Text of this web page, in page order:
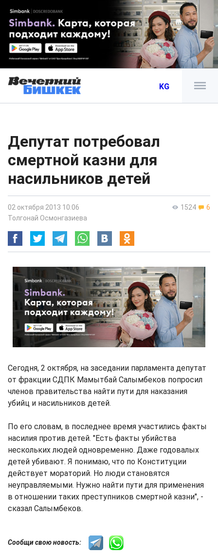
KG
Депутат потребовал
смертной казни для
насильников детей
1524 6
02 октября 2013 10:06
Толгонай Осмонгазиева
Сегодня, 2 октября, на заседании парламента депутат
от фракции СДПК Мамытбай Салымбеков попросил
членов правительства найти пути для наказания
убийц и насильников детей.
По его словам, в последнее время участились факты
насилия против детей. "Есть факты убийства
нескольких людей одновременно. Даже годовалых
детей убивают. Я понимаю, что по Конституции
действует мораторий. Но люди становятся
неуправляемыми. Нужно найти пути для применения
в отношении таких преступников смертной казни", -
сказал Салымбеков.
Сообщи свою новость: